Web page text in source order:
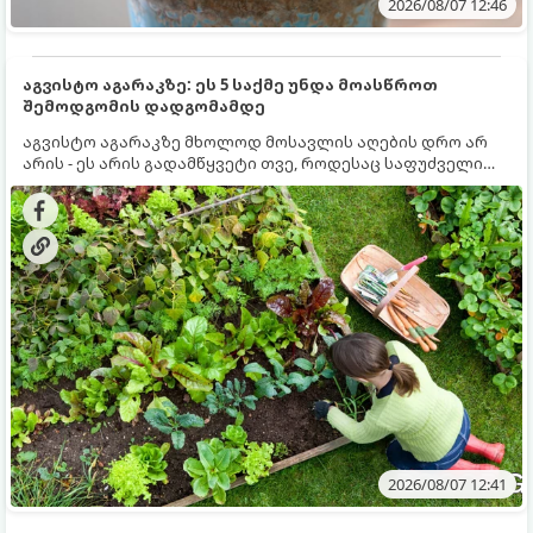
აგვისტო აგარაკზე: ეს 5 საქმე უნდა მოასწროთ
შემოდგომის დადგომამდე
აგვისტო აგარაკზე მხოლოდ მოსავლის აღების დრო არ
არის - ეს არის გადამწყვეტი თვე, როდესაც საფუძველი
ეყრება მომავალი წლის მოსავალს და ბაღი მზადდება
შემოდგომა-ზამთრის სეზონისთვის. იმისათვის, რომ
ნიადაგმა ენერგია აღიდგინოს, ხოლო მცენარეებმა
ზამთარს გაუძლონ, აგვისტოს ბოლომდე 5
მნიშვნელოვანი საქმის გაკეთება უნდა მოასწროთ:
2026/08/07 12:41